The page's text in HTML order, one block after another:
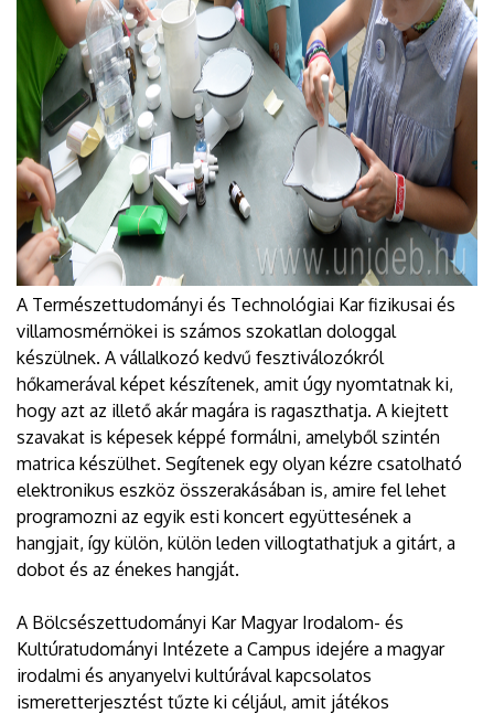
A Természettudományi és Technológiai Kar fizikusai és
villamosmérnökei is számos szokatlan dologgal
készülnek. A vállalkozó kedvű fesztiválozókról
hőkamerával képet készítenek, amit úgy nyomtatnak ki,
hogy azt az illető akár magára is ragaszthatja. A kiejtett
szavakat is képesek képpé formálni, amelyből szintén
matrica készülhet. Segítenek egy olyan kézre csatolható
elektronikus eszköz összerakásában is, amire fel lehet
programozni az egyik esti koncert együttesének a
hangjait, így külön, külön leden villogtathatjuk a gitárt, a
dobot és az énekes hangját.
A Bölcsészettudományi Kar Magyar Irodalom- és
Kultúratudományi Intézete a Campus idejére a magyar
irodalmi és anyanyelvi kultúrával kapcsolatos
ismeretterjesztést tűzte ki céljául, amit játékos